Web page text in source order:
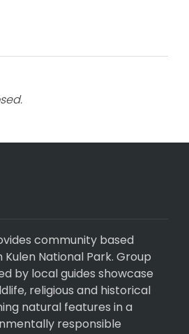
community based
National Park. Group
by local guides showcase
religious and historical
natural features in a
responsible